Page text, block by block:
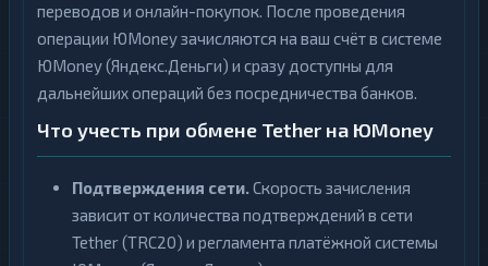
переводов и онлайн-покупок. После проведения
операции ЮMoney зачисляются на ваш счёт в системе
ЮMoney (Яндекс.Деньги) и сразу доступны для
дальнейших операций без посредничества банков.
Что учесть при обмене Tether на ЮMoney
Подтверждения сети.Скорость зачисления
зависит от количества подтверждений в сети
Tether (TRC20) и регламента платёжной системы